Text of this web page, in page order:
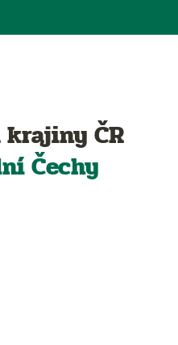
ČR
Čechy